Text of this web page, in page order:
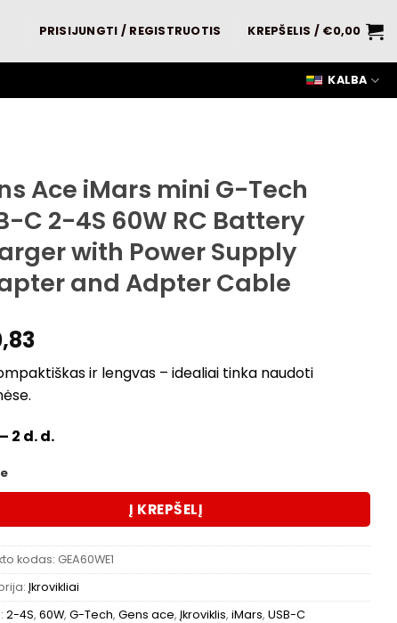
PRISIJUNGTI / REGISTRUOTIS KREPŠELIS / €0,00
KALBA
Ace iMars mini G-Tech
C 2-4S 60W RC Battery
with Power Supply
and Adpter Cable
ir lengvas – idealiai tinka naudoti
2 d. d.
Į KREPŠELĮ
kodas: GEA60WE1
Įkrovikliai
2-4S, 60W, G-Tech, Gens ace, Įkroviklis, iMars, USB-C